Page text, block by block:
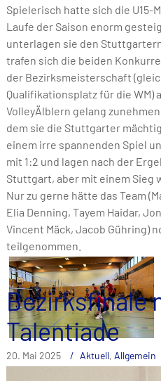
Spielerisch hatte sich die U15-
Laufe der Saison enorm
unterlagen sie den
trafen sich die beiden
der Bezirksmeisterschaft
Qualifikationsplatz für die WM)
VolleyÄlblern gelang
dem sie die Stuttgarter
einem irre spannenden Spiel
mit 1:2 und lagen nach der
Stuttgart, aber mit einem Sieg
Nur zu gerne hätte das Team
Elia Denning, Tayem Haidar,
Vincent Mäck, Jacob Gühring)
teilgenommen.
Bezirksfinale
Talentiade
20. Mai 2025 Aktuell, Allgemein